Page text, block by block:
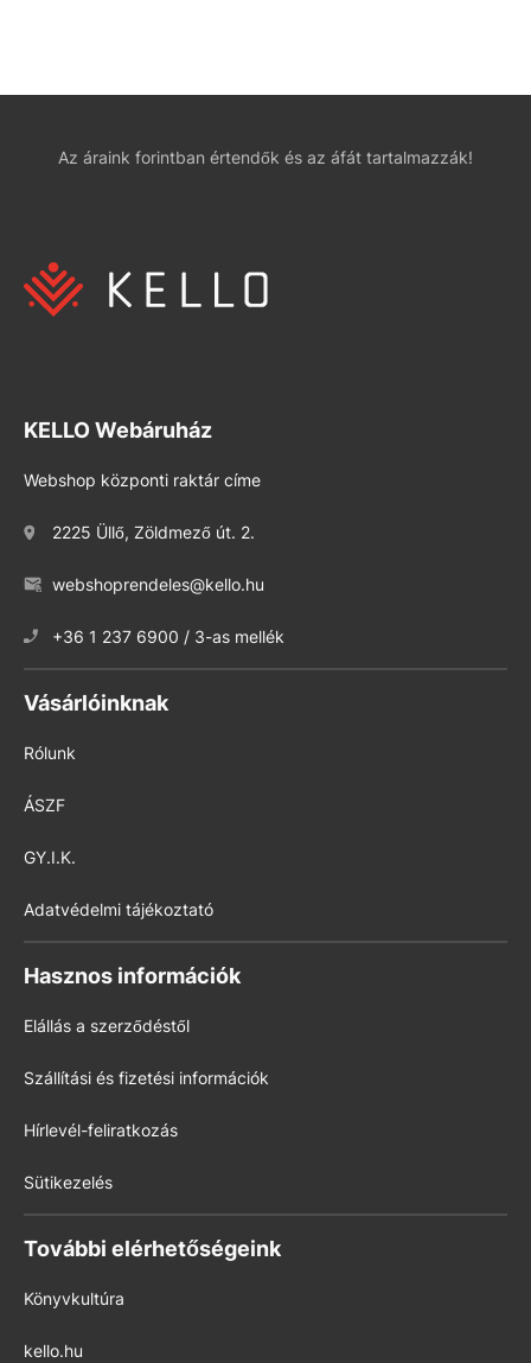
Az áraink forintban értendők és az áfát tartalmazzák!
KELLO Webáruház
Webshop központi raktár címe
2225 Üllő, Zöldmező út. 2.
webshoprendeles@kello.hu
+36 1 237 6900 / 3-as mellék
Vásárlóinknak
Rólunk
ÁSZF
GY.I.K.
Adatvédelmi tájékoztató
Hasznos információk
Elállás a szerződéstől
Szállítási és fizetési információk
Hírlevél-feliratkozás
Sütikezelés
További elérhetőségeink
Könyvkultúra
kello.hu